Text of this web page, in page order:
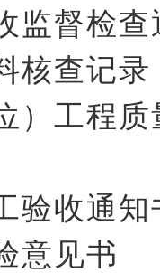
监督检查
核查记录
）工程
验收通知
意见书